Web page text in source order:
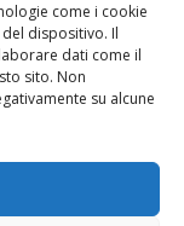
come i cookie
dispositivo. Il
dati come il
sito. Non
su alcune
Pediatra